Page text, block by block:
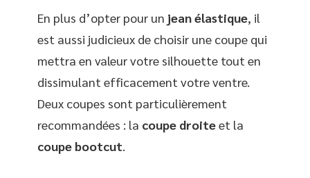
En plus d’opter pour un jean élastique, il
est aussi judicieux de choisir une coupe qui
mettra en valeur votre silhouette tout en
dissimulant efficacement votre ventre.
Deux coupes sont particulièrement
recommandées : la coupe droiteet la
coupe bootcut.